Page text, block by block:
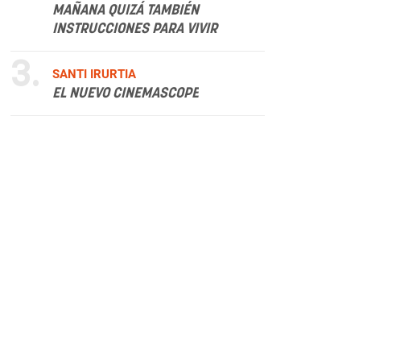
MAÑANA QUIZÁ TAMBIÉN
INSTRUCCIONES PARA VIVIR
3.
SANTI IRURTIA
EL NUEVO CINEMASCOPE